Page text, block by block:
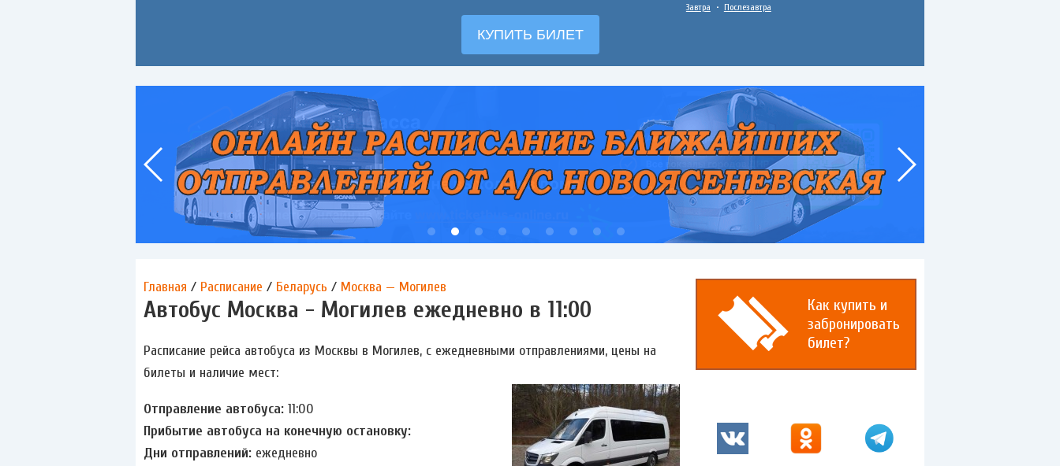
Завтра • Послезавтра
Как купить и
забронировать
билет?
Главная / Расписание / Беларусь / Москва — Могилев
Автобус Москва - Могилев ежедневно в 11:00
Расписание рейса автобуса из Москвы в Могилев, с ежедневными отправлениями, цены на
билеты и наличие мест:
Отправление автобуса: 11:00
Прибытие автобуса на конечную остановку:
Дни отправлений: ежедневно